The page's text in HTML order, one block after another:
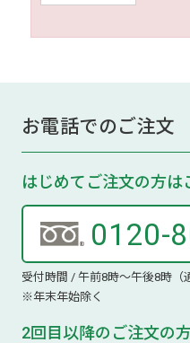
お電話でのご注文
はじめてご注文の方は
0120-
受付時間 / 午前8時～午後8時（
※年末年始除く
2回目以降のご注文の